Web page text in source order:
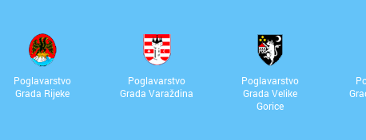
Poglavarstvo
Grada Rijeke
Poglavarstvo
Grada Varaždina
Poglavarstvo
Grada Velike
Gorice